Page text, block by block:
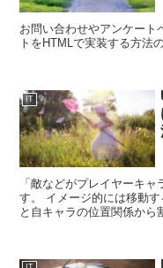
お問い合わせやアンケート
トをHTMLで実装する方法
IT
「敵などがプレイヤーキ
す。 イメージ的には移動
と自キャラの位置関係から